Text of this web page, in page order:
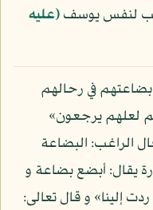
لنفس يوسف(عليه
بضاعتهم في رحالهم
لعلهم يرجعون»
الراغب: البضاعة
يقال: أبضع بضاعة و
إلينا» و قال تعالى: